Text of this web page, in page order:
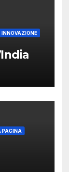
INNOVAZIONE
PAGINA